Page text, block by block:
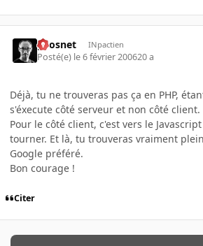
gvosnet INpactien
Posté(e) le 6 février 200620 a
Déjà, tu ne trouveras pas ça en PHP,
s'éxecute côté serveur et non côté client.
Pour le côté client, c'est vers le
tourner. Et là, tu trouveras vraiment
Google préféré.
Bon courage !
Citer